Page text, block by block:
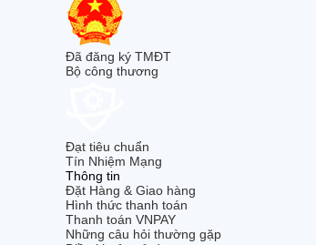
Đã đăng ký TMĐT
Bộ công thương
Đạt tiêu chuẩn
Tín Nhiệm Mạng
Thông tin
Đặt Hàng & Giao hàng
Hình thức thanh toán
Thanh toán VNPAY
Những câu hỏi thường gặp